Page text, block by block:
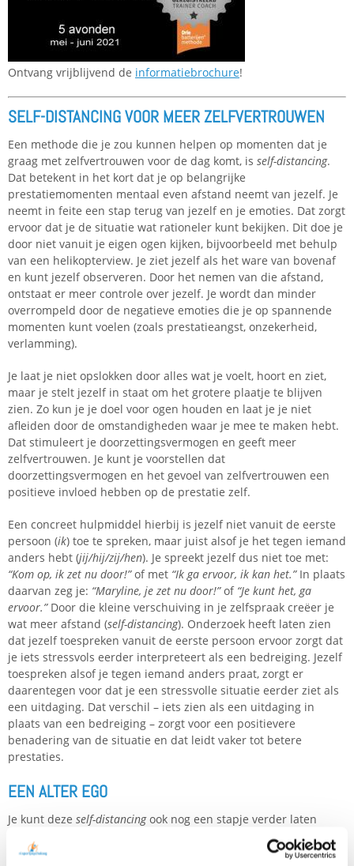
Ontvang vrijblijvend de informatiebrochure!
SELF-DISTANCING VOOR MEER ZELFVERTROUWEN
Een methode die je zou kunnen helpen op momenten dat je
graag met zelfvertrouwen voor de dag komt, is self-distancing.
Dat betekent in het kort dat je op belangrijke
prestatiemomenten mentaal even afstand neemt van jezelf. Je
neemt in feite een stap terug van jezelf en je emoties. Dat zorgt
ervoor dat je de situatie wat rationeler kunt bekijken. Dit doe je
door niet vanuit je eigen ogen kijken, bijvoorbeeld met behulp
van een helikopterview. Je ziet jezelf als het ware van bovenaf
en kunt jezelf observeren. Door het nemen van die afstand,
ontstaat er meer controle over jezelf. Je wordt dan minder
overrompeld door de negatieve emoties die je op spannende
momenten kunt voelen (zoals prestatieangst, onzekerheid,
verlamming).
Je laat je niet opslokken door alles wat je voelt, hoort en ziet,
maar je stelt jezelf in staat om het grotere plaatje te blijven
zien. Zo kun je je doel voor ogen houden en laat je je niet
afleiden door de omstandigheden waar je mee te maken hebt.
Dat stimuleert je doorzettingsvermogen en geeft meer
zelfvertrouwen. Je kunt je voorstellen dat
doorzettingsvermogen en het gevoel van zelfvertrouwen een
positieve invloed hebben op de prestatie zelf.
Een concreet hulpmiddel hierbij is jezelf niet vanuit de eerste
persoon (ik) toe te spreken, maar juist alsof je het tegen iemand
anders hebt (jij/hij/zij/hen). Je spreekt jezelf dus niet toe met:
“Kom op, ik zet nu door!”of met “Ik ga ervoor, ik kan het.”In plaats
daarvan zeg je: “Maryline, je zet nu door!”of “Je kunt het, ga
ervoor.” Door die kleine verschuiving in je zelfspraak creëer je
wat meer afstand (self-distancing). Onderzoek heeft laten zien
dat jezelf toespreken vanuit de eerste persoon ervoor zorgt dat
je iets stressvols eerder interpreteert als een bedreiging. Jezelf
toespreken alsof je tegen iemand anders praat, zorgt er
daarentegen voor dat je een stressvolle situatie eerder ziet als
een uitdaging. Dat verschil – iets zien als een uitdaging in
plaats van een bedreiging – zorgt voor een positievere
benadering van de situatie en dat leidt vaker tot betere
prestaties.
EEN ALTER EGO
Je kunt deze self-distancingook nog een stapje verder laten
gaan, door een alter ego aan te nemen. Een bekend
voorbeeld
hiervan is Beyoncé / Sasha Fierce. Beyoncé heeft uitgelegd dat